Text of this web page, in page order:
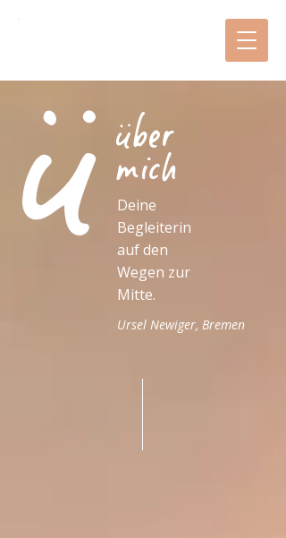
ü
über
mich
Deine
Begleiterin
auf den
Wegen zur
Mitte.
Ursel Newiger, Bremen